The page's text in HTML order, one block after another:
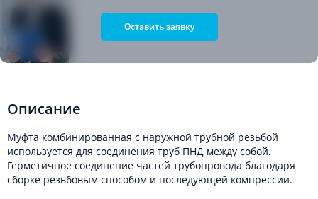
Оставить заявку
Описание
Муфта комбинированная с наружной трубной резьбой
используется для соединения труб ПНД между собой.
Герметичное соединение частей трубопровода благодаря
сборке резьбовым способом и последующей компрессии.